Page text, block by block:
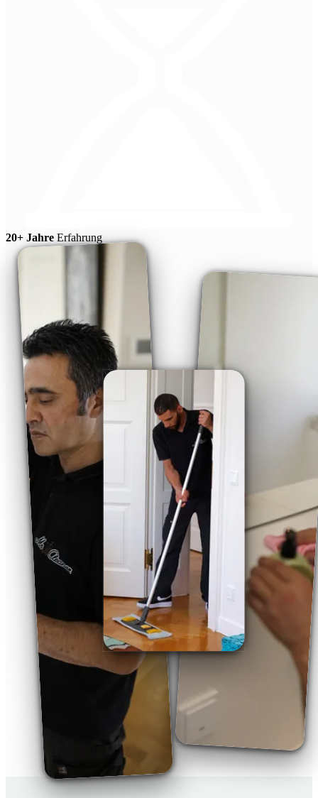
20+ Jahre Erfahrung